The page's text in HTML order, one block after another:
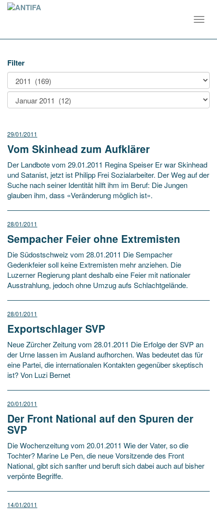
Filter
29/01/2011
Vom Skinhead zum Aufklärer
Der Landbote vom 29.01.2011 Regina Speiser Er war Skinhead
und Satanist, jetzt ist Philipp Frei Sozialarbeiter. Der Weg auf der
Suche nach seiner Identität hilft ihm im Beruf: Die Jungen
glauben ihm, dass «Veränderung möglich ist».
28/01/2011
Sempacher Feier ohne Extremisten
Die Südostschweiz vom 28.01.2011 Die Sempacher
Gedenkfeier soll keine Extremisten mehr anziehen. Die
Luzerner Regierung plant deshalb eine Feier mit nationaler
Ausstrahlung, jedoch ohne Umzug aufs Schlachtgelände.
28/01/2011
Exportschlager SVP
Neue Zürcher Zeitung vom 28.01.2011 Die Erfolge der SVP an
der Urne lassen im Ausland aufhorchen. Was bedeutet das für
eine Partei, die internationalen Kontakten gegenüber skeptisch
ist? Von Luzi Bernet
20/01/2011
Der Front National auf den Spuren der
SVP
Die Wochenzeitung vom 20.01.2011 Wie der Vater, so die
Tochter? Marine Le Pen, die neue Vorsitzende des Front
National, gibt sich sanfter und beruft sich dabei auch auf bisher
verpönte Begriffe.
14/01/2011